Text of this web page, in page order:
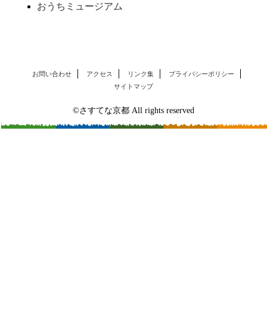
おうちミュージアム
お問い合わせ アクセス リンク集
プライバシーポリシー
サイトマップ
©さすてな京都 All rights reserved